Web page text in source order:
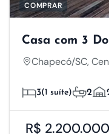
COMPRAR
Casa com 3
Chapecó/SC,
3(1 suíte) 2
R$ 2.200.000
Utilizamos cookies,